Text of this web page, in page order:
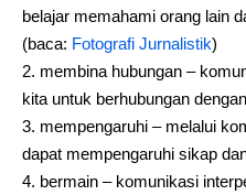
belajar memahami orang lain
(baca: Fotografi Jurnalistik)
membina hubungan –
kita untuk berhubungan
mempengaruhi – melalui
dapat mempengaruhi sikap
bermain – komunikasi